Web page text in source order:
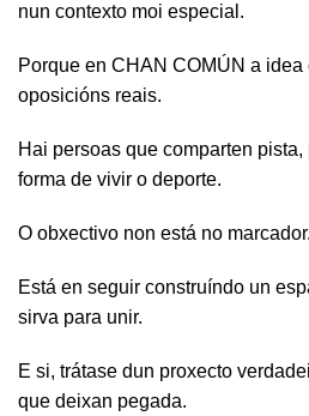
nun contexto moi especial.
Porque en CHAN COMÚN a idea
oposicións reais.
Hai persoas que comparten
forma de vivir o deporte.
O obxectivo non está no marcador.
Está en seguir construíndo un
sirva para unir.
E si, trátase dun proxecto
que deixan pegada.